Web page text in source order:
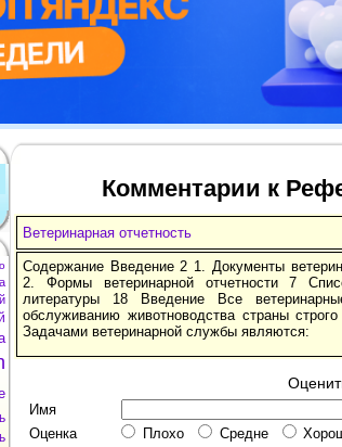
Комментарии к
Ветеринарная отчетность
Содержание Введение 2 1. Документы
2. Формы ветеринарной отчетности 7
литературы 18 Введение Все
обслуживанию животноводства страны строго
Задачами ветеринарной службы являются:
Имя
Оценка
Плохо Средне